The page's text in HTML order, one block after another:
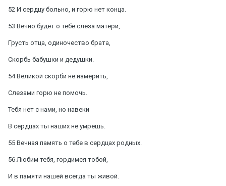
52 И сердцу больно, и горю нет конца.
53 Вечно будет о тебе слеза матери,
Грусть отца, одиночество брата,
Скорбь бабушки и дедушки.
54 Великой скорби не измерить,
Слезами горю не помочь.
Тебя нет с нами, но навеки
В сердцах ты наших не умрешь.
55 Вечная память о тебе в сердцах родных.
56 Любим тебя, гордимся тобой,
И в памяти нашей всегда ты живой.